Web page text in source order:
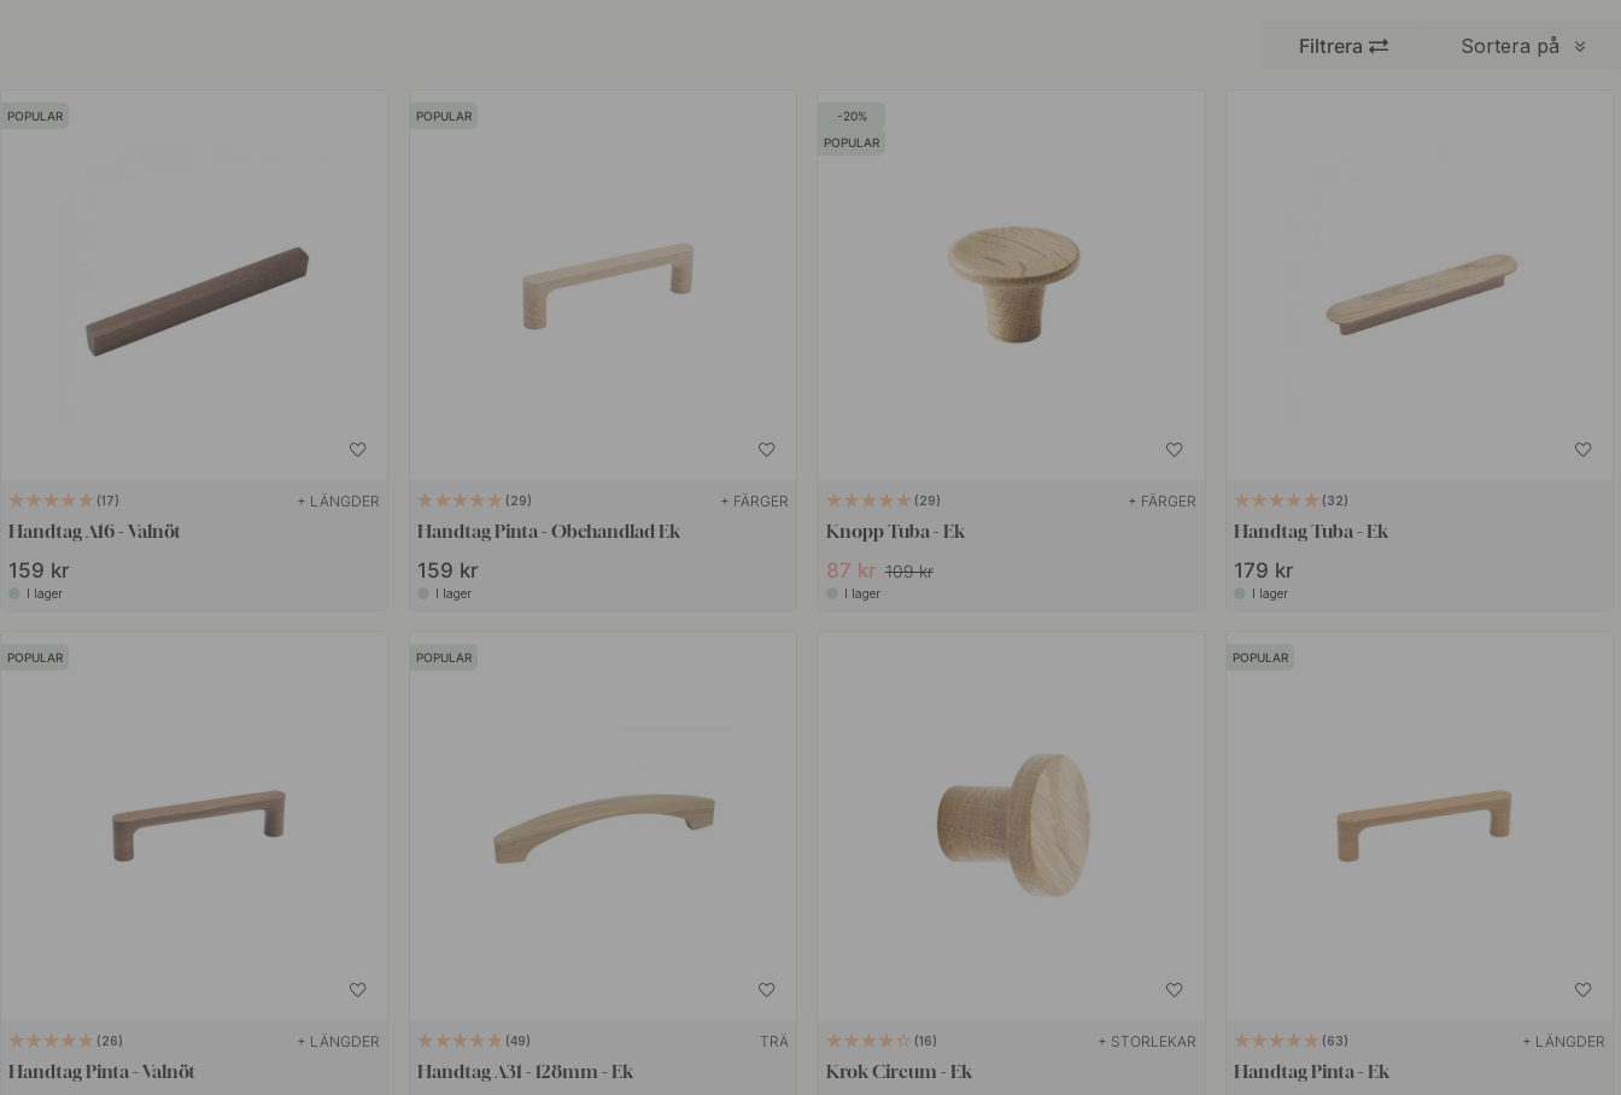
Sortera på
Filtrera
POPULAR
17 + LÄNGDER
Handtag A16 - Valnöt
159 kr
I lager
POPULAR
29 + FÄRGER
Handtag Pinta - Obehandlad Ek
159 kr
I lager
20
POPULAR
29 + FÄRGER
Knopp Tuba - Ek
87 kr 109 kr
I lager
32
Handtag Tuba - Ek
179 kr
I lager
POPULAR
26 + LÄNGDER
Handtag Pinta - Valnöt
POPULAR
49 TRÄ
Handtag A31 - 128mm - Ek
16 + STORLEKAR
Krok Circum - Ek
POPULAR
63 + LÄNGDER
Handtag Pinta - Ek